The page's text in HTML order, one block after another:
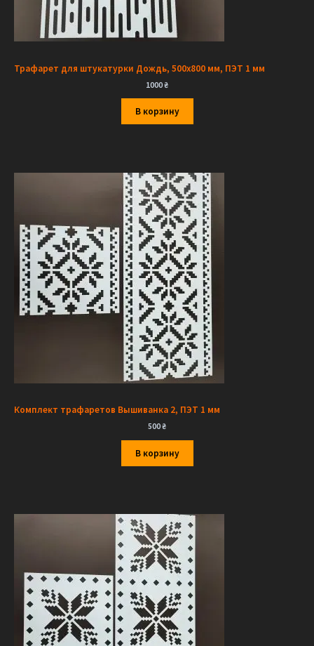
Трафарет для штукатурки Дождь, 500х800 мм, ПЭТ 1 мм
1000₴
В корзину
Комплект трафаретов Вышиванка 2, ПЭТ 1 мм
500₴
В корзину